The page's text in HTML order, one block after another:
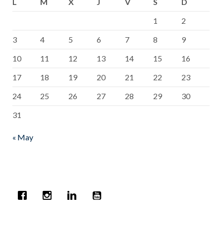
1
2
3
4 5 6 7 8
9
10
11 12 13 14 15
16
17
18 19 20 21 22
23
24
25 26 27 28 29
30
31
« May